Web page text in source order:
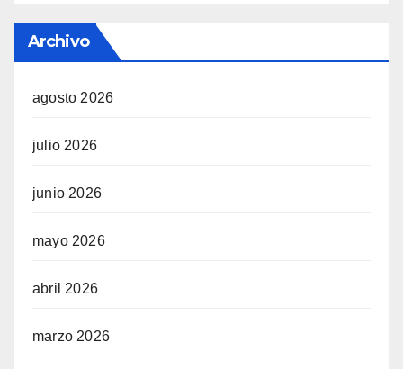
Archivo
agosto 2026
julio 2026
junio 2026
mayo 2026
abril 2026
marzo 2026